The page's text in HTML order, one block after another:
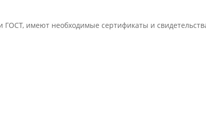
имеют необходимые сертификаты и